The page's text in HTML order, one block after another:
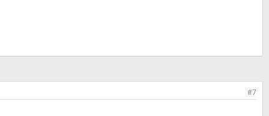
#7